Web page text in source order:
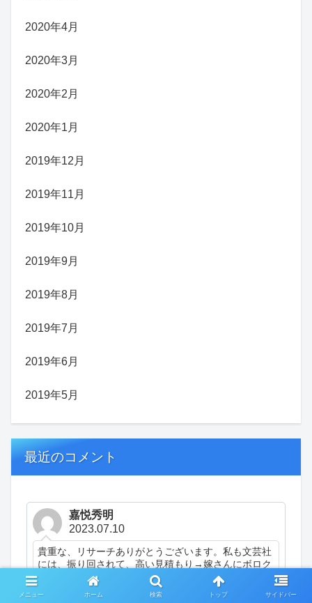
2020年4月
2020年3月
2020年2月
2020年1月
2019年12月
2019年11月
2019年10月
2019年9月
2019年8月
2019年7月
2019年6月
2019年5月
最近のコメント
嘉悦秀明
2023.07.10
貴重な、リサーチありがとうございます。私も文芸社
には、振り回されて、高い見積もり→嫁さんにボロク
ソに言われて出版できませんでした。ただ、3つの愚
作をそれぞれ書面で評価していただいて、作品を客観
メニュー ホーム 検索 トップ サイドバー